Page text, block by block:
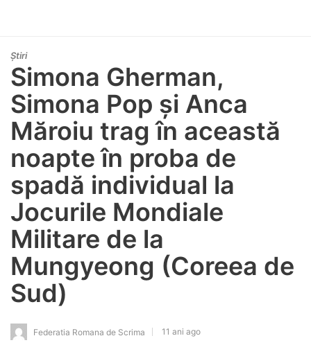
Știri
Simona Gherman,
Simona Pop și Anca
Măroiu trag în această
noapte în proba de
spadă individual la
Jocurile Mondiale
Militare de la
Mungyeong (Coreea de
Sud)
Federatia Romana de Scrima 11 ani ago